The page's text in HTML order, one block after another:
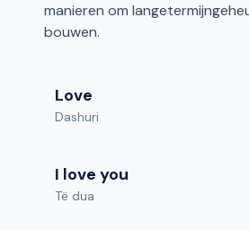
manieren om
bouwen.
Love
Dashuri
I love you
Të dua